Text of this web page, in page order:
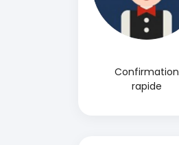
Confirmation
rapide